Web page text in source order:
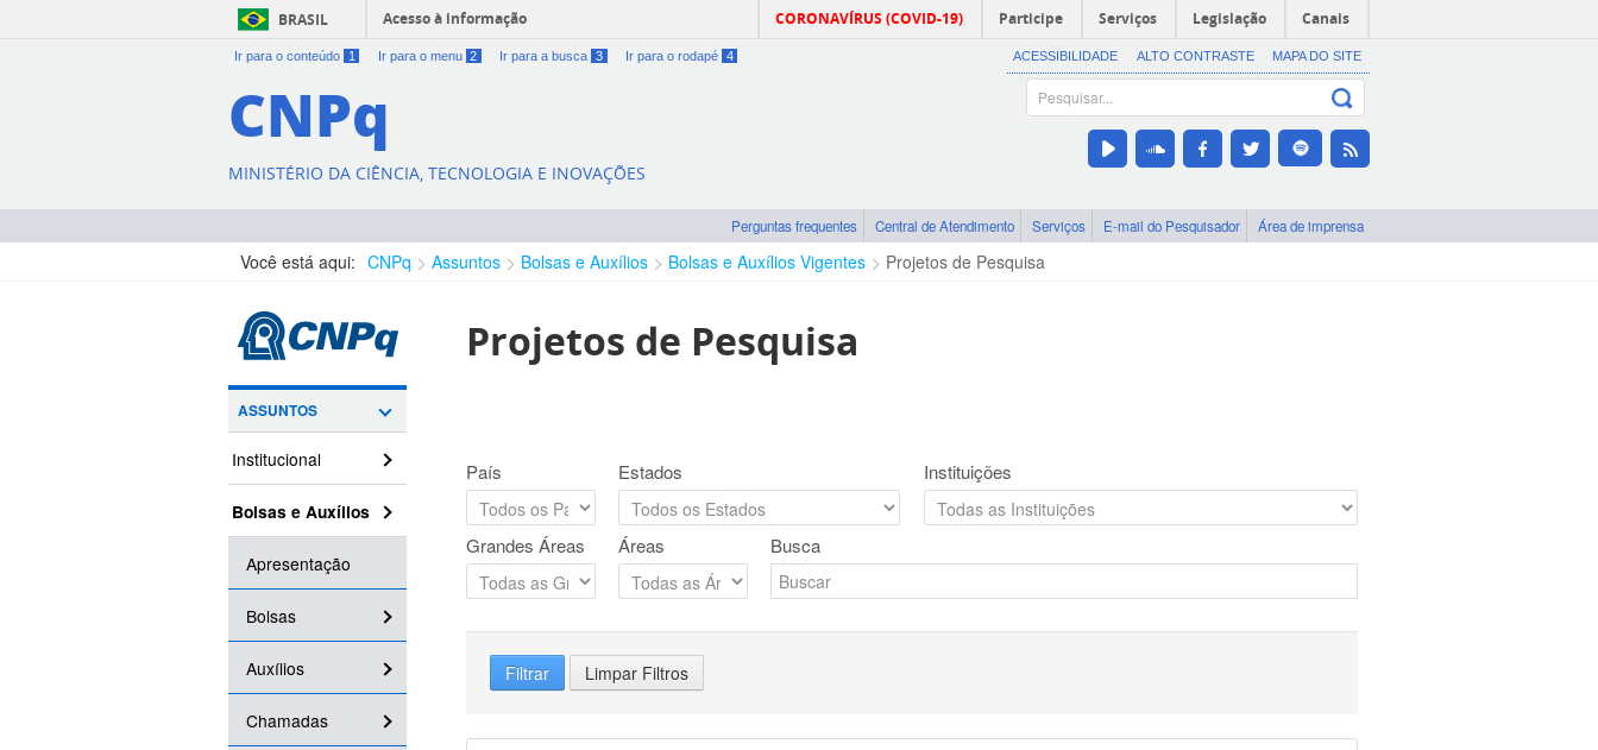
BRASIL Acesso à informação CORONAVÍRUS (COVID-19) Participe Serviços Legislação Canais
Ir para o conteúdo 1 Ir para o menu 2 Ir para a busca 3 Ir para o rodapé 4 ACESSIBILIDADE ALTO CONTRASTE MAPA DO SITE
CNPq
MINISTÉRIO DA CIÊNCIA, TECNOLOGIA E INOVAÇÕES
Perguntas frequentes Central de Atendimento Serviços E-mail do Pesquisador Área de imprensa
Você está aqui: CNPq Assuntos Bolsas e Auxílios Bolsas e Auxílios Vigentes Projetos de Pesquisa
ASSUNTOS
Institucional
Bolsas e Auxílios
Apresentação
Bolsas
Auxílios
Chamadas
Projetos de Pesquisa
País Estados Instituições
Grandes Áreas Áreas Busca
Filtrar Limpar Filtros